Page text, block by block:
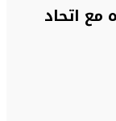
مع اتحاد